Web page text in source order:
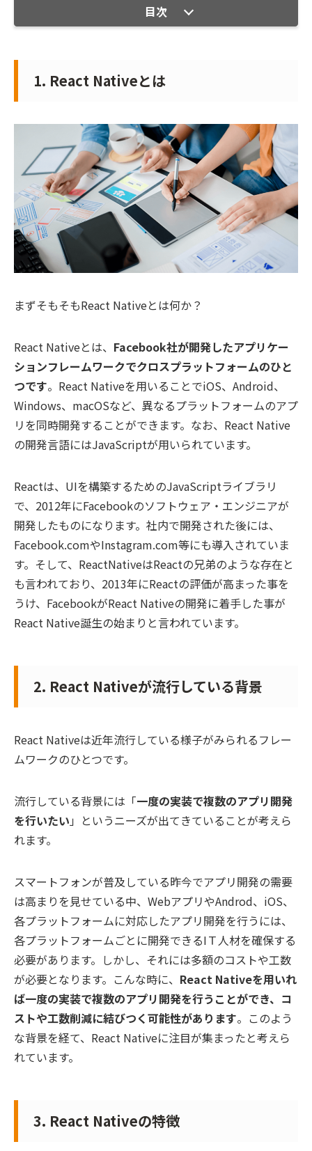
目次
1. React Nativeとは
まずそもそもReact Nativeとは何か？
React Nativeとは、 Facebook社が開発したアプリケー
ションフレームワークでクロスプラットフォームのひと
つです。React Nativeを用いることでiOS、Android、
Windows、macOSなど、異なるプラットフォームのアプ
リを同時開発することができます。なお、React Native
の開発言語にはJavaScriptが用いられています。
Reactは、UIを構築するためのJavaScriptライブラリ
で、2012年にFacebookのソフトウェア・エンジニアが
開発したものになります。社内で開発された後には、
Facebook.comやInstagram.com等にも導入されていま
す。そして、ReactNativeはReactの兄弟のような存在と
も言われており、2013年にReactの評価が高まった事を
うけ、FacebookがReact Nativeの開発に着手した事が
React Native誕生の始まりと言われています。
2. React Nativeが流行している背景
React Nativeは近年流行している様子がみられるフレー
ムワークのひとつです。
流行している背景には「一度の実装で複数のアプリ開発
を行いたい 」というニーズが出てきていることが考えら
れます。
スマートフォンが普及している昨今でアプリ開発の需要
は高まりを見せている中、WebアプリやAndrod、iOS、
各プラットフォームに対応したアプリ開発を行うには、
各プラットフォームごとに開発できるIＴ人材を確保する
必要があります。しかし、それには多額のコストや工数
が必要となります。こんな時に、 React Nativeを用いれ
ば一度の実装で複数のアプリ開発を行うことができ、コ
ストや工数削減に結びつく可能性があります。このよう
な背景を経て、React Nativeに注目が集まったと考えら
れています。
3. React Nativeの特徴